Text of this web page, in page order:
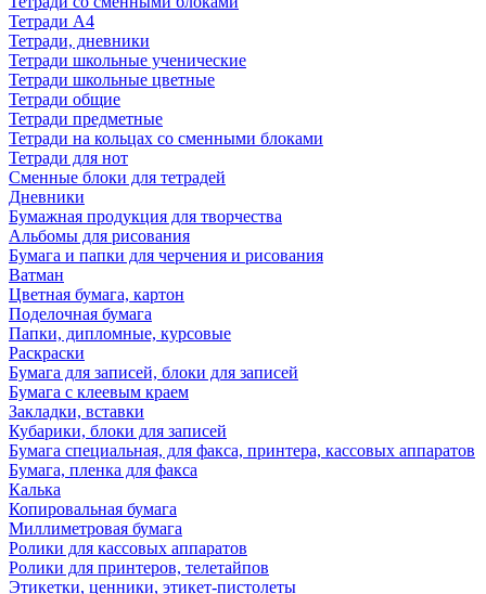
Тетради А4
Тетради, дневники
Тетради школьные ученические
Тетради школьные цветные
Тетради общие
Тетради предметные
Тетради на кольцах со сменными блоками
Тетради для нот
Сменные блоки для тетрадей
Дневники
Бумажная продукция для творчества
Альбомы для рисования
Бумага и папки для черчения и рисования
Ватман
Цветная бумага, картон
Поделочная бумага
Папки, дипломные, курсовые
Раскраски
Бумага для записей, блоки для записей
Бумага с клеевым краем
Закладки, вставки
Кубарики, блоки для записей
Бумага специальная, для факса, принтера, кассовых аппаратов
Бумага, пленка для факса
Калька
Копировальная бумага
Миллиметровая бумага
Ролики для кассовых аппаратов
Ролики для принтеров, телетайпов
Этикетки, ценники, этикет-пистолеты